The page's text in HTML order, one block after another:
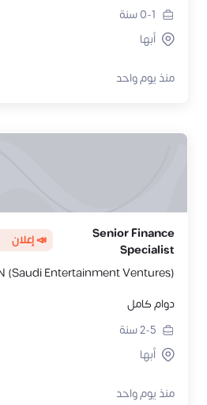
0-1سنة
أبها
منذ يوم واحد
Senior Finance
Specialist
📣 إعلان
(Saudi Entertainment Ventures)
دوام كامل
2-5سنة
أبها
منذ يوم واحد